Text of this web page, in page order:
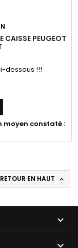
CAISSE PEUGEOT
dessous !!!
constaté :
RETOUR EN HAUT 
